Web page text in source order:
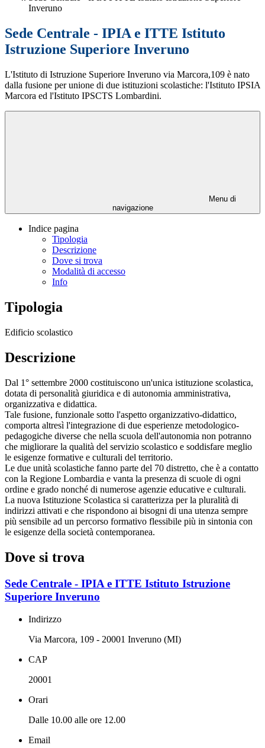
Inveruno
Sede Centrale - IPIA e ITTE Istituto
Istruzione Superiore Inveruno
L'Istituto di Istruzione Superiore Inveruno via Marcora,109 è nato
dalla fusione per unione di due istituzioni scolastiche: l'Istituto IPSIA
Marcora ed l'Istituto IPSCTS Lombardini.
Menu di
navigazione
Indice pagina
Tipologia
Descrizione
Dove si trova
Modalità di accesso
Info
Tipologia
Edificio scolastico
Descrizione
Dal 1° settembre 2000 costituiscono un'unica istituzione scolastica,
dotata di personalità giuridica e di autonomia amministrativa,
organizzativa e didattica.
Tale fusione, funzionale sotto l'aspetto organizzativo-didattico,
comporta altresì l'integrazione di due esperienze metodologico-
pedagogiche diverse che nella scuola dell'autonomia non potranno
che migliorare la qualità del servizio scolastico e soddisfare meglio
le esigenze formative e culturali del territorio.
Le due unità scolastiche fanno parte del 70 distretto, che è a contatto
con la Regione Lombardia e vanta la presenza di scuole di ogni
ordine e grado nonché di numerose agenzie educative e culturali.
La nuova Istituzione Scolastica si caratterizza per la pluralità di
indirizzi attivati e che rispondono ai bisogni di una utenza sempre
più sensibile ad un percorso formativo flessibile più in sintonia con
le esigenze della società contemporanea.
Dove si trova
Sede Centrale - IPIA e ITTE Istituto Istruzione
Superiore Inveruno
Indirizzo
Via Marcora, 109 - 20001 Inveruno (MI)
CAP
20001
Orari
Dalle 10.00 alle ore 12.00
Email